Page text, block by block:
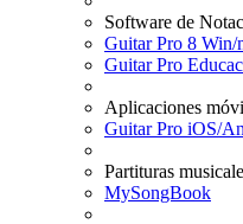
Software de
Guitar Pro 8 Win/
Guitar Pro
Aplicaciones
Guitar Pro iOS/
Partituras
MySongBook